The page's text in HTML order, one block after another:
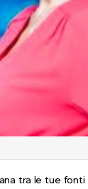
tra le tue